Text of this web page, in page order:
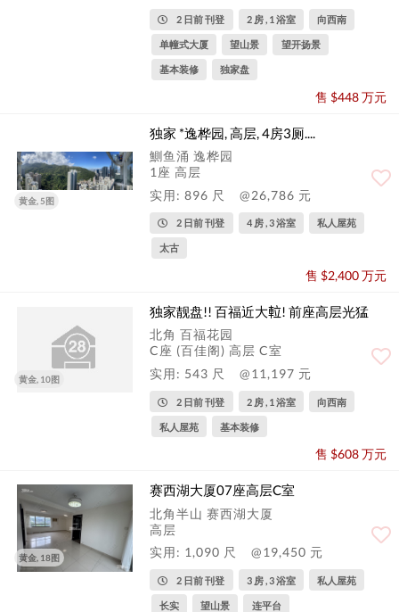
2 日前 刊登 2 房 , 1 浴室 向西南
单幢式大厦 望山景 望开扬景
基本装修 独家盘
售 $448 万元
黄金, 5图
独家 *逸桦园, 高层, 4房3厕....
鰂鱼涌 逸桦园
1座 高层
实用: 896 尺
@26,786 元
2 日前 刊登 4 房 , 3 浴室 私人屋苑
太古
售 $2,400 万元
黄金, 10图
独家靓盘!! 百福近大𨋢! 前座高层光猛
北角 百福花园
C座 (百佳阁) 高层 C室
实用: 543 尺
@11,197 元
2 日前 刊登 2 房 , 1 浴室 向西南
私人屋苑 基本装修
售 $608 万元
黄金, 18图
赛西湖大厦07座高层C室
北角半山 赛西湖大厦
高层
实用: 1,090 尺
@19,450 元
2 日前 刊登 3 房 , 3 浴室 私人屋苑
长实 望山景 连平台